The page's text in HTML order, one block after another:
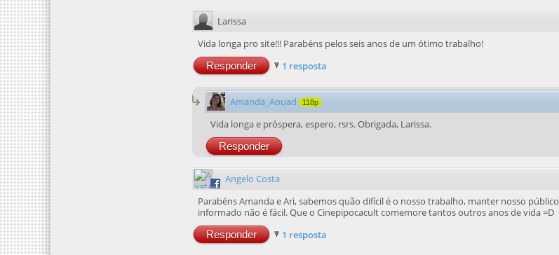
Larissa
Vida longa pro site!!! Parabéns pelos seis anos de um ótimo trabalho!
Responder 1 resposta
Amanda_Aouad 118p
Vida longa e próspera, espero, rsrs. Obrigada, Larissa.
Responder
Angelo Costa
Parabéns Amanda e Ari, sabemos quão difícil é o nosso trabalho, manter nosso público
informado não é fácil. Que o Cinepipocacult comemore tantos outros anos de vida =D
Responder 1 resposta